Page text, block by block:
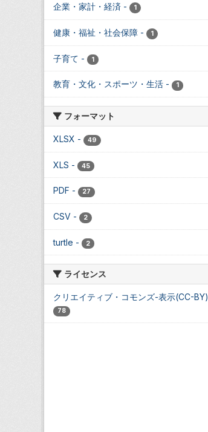
企業・家計・経済 - 1
健康・福祉・社会保障 - 1
子育て - 1
教育・文化・スポーツ・生活 - 1
フォーマット
XLSX - 49
XLS - 45
PDF - 27
CSV - 2
turtle - 2
ライセンス
クリエイティブ・コモンズ-表示(CC-BY)
78